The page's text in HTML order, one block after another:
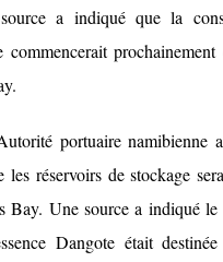
a indiqué que la
commencerait
portuaire namibienne
réservoirs de stockage
Bay. Une source a indiqué le
Dangote était